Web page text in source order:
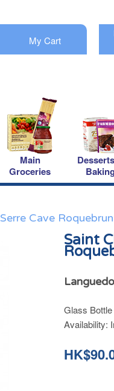
My Cart
Main
Groceries
Baking
Cave
Saint
Glass
Availability: